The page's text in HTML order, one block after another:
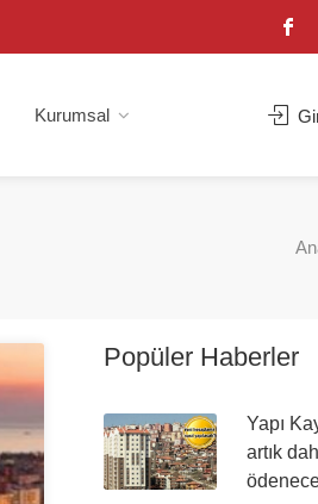
Kurumsal
Popüler Haberler
Yapı
artık